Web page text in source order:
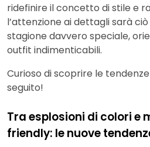
ridefinire il concetto di stile e
l’attenzione ai dettagli sarà
stagione davvero speciale,
outfit indimenticabili.
Curioso di scoprire le
seguito!
Tra esplosioni di colori e
friendly: le nuove